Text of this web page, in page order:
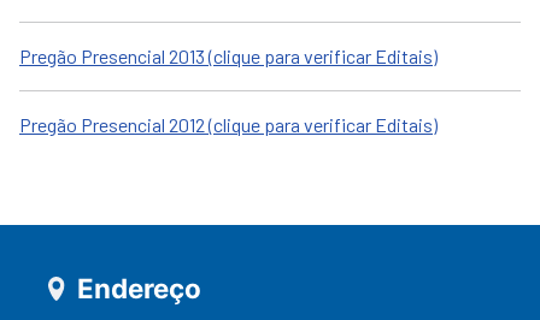
Pregão Presencial 2013 (clique para verificar Editais)
Pregão Presencial 2012 (clique para verificar Editais)
Endereço